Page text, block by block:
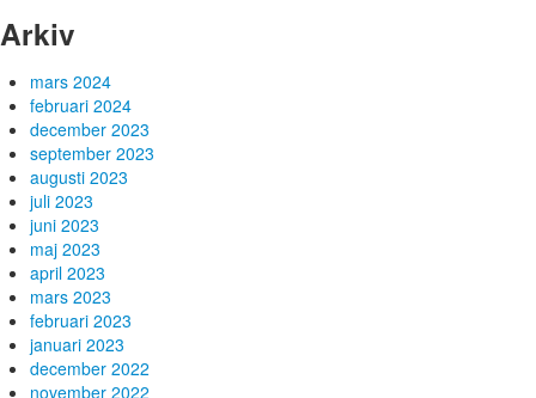
Arkiv
mars 2024
februari 2024
december 2023
september 2023
augusti 2023
juli 2023
juni 2023
maj 2023
april 2023
mars 2023
februari 2023
januari 2023
december 2022
november 2022